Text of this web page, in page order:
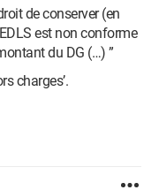
de conserver (en
est non conforme
du DG (…) ”
charges’.